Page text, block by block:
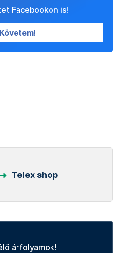
Facebookon is!
Követem!
Telex shop
árfolyamok!